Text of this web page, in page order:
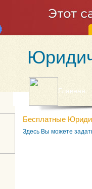
Главная
Бесплатные
Здесь Вы можете